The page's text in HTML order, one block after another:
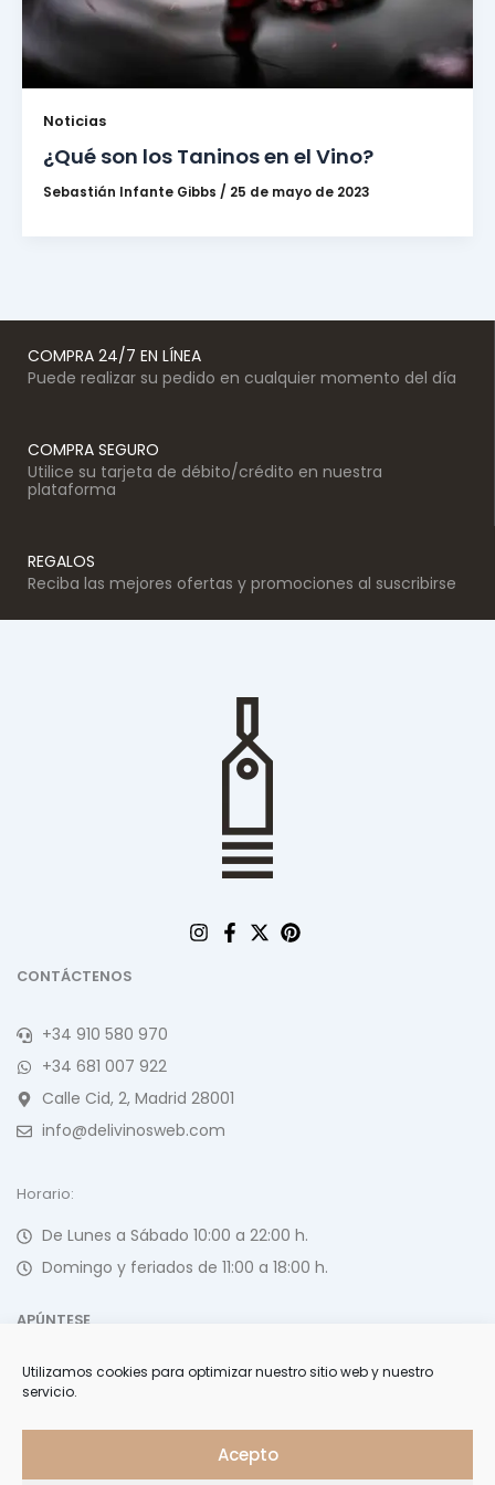
Utilizamos cookies para optimizar nuestro sitio web y nuestro
servicio.
Acepto
Noticias
¿Qué son los Taninos en el Vino?
Sebastián Infante Gibbs / 25 de mayo de 2023
COMPRA 24/7 EN LÍNEA
Puede realizar su pedido en cualquier momento del día
COMPRA SEGURO
Utilice su tarjeta de débito/crédito en nuestra
plataforma
REGALOS
Reciba las mejores ofertas y promociones al suscribirse
CONTÁCTENOS
+34 910 580 970
+34 681 007 922
Calle Cid, 2, Madrid 28001
info@delivinosweb.com
Horario:
De Lunes a Sábado 10:00 a 22:00 h.
Domingo y feriados de 11:00 a 18:00 h.
APÚNTESE
Forme parte de nuestra selecta lista de clientes y reciba